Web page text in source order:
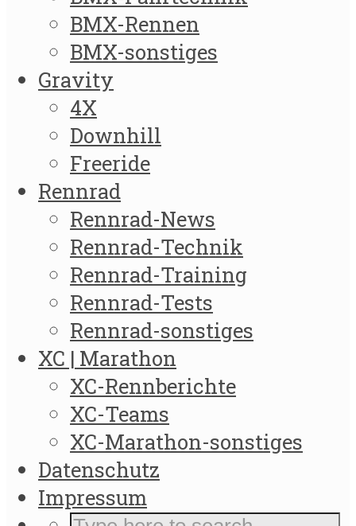
BMX-Rennen
BMX-sonstiges
Gravity
4X
Downhill
Freeride
Rennrad
Rennrad-News
Rennrad-Technik
Rennrad-Training
Rennrad-Tests
Rennrad-sonstiges
XC | Marathon
XC-Rennberichte
XC-Teams
XC-Marathon-sonstiges
Datenschutz
Impressum